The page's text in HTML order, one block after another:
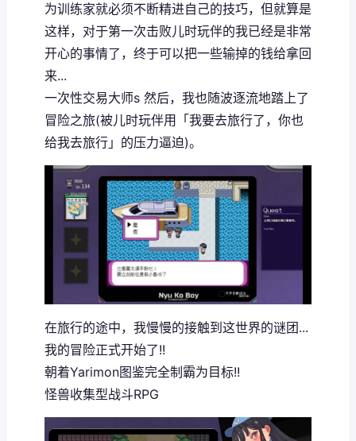
为训练家就必须不断精进自己的技巧，但就算是
这样，对于第一次击败儿时玩伴的我已经是非常
开心的事情了，终于可以把一些输掉的钱给拿回
来...
一次性交易大师s 然后，我也随波逐流地踏上了
冒险之旅(被儿时玩伴用「我要去旅行了，你也
给我去旅行」的压力逼迫)。
在旅行的途中，我慢慢的接触到这世界的谜团...
我的冒险正式开始了!!
朝着Yarimon图鉴完全制霸为目标!!
怪兽收集型战斗RPG